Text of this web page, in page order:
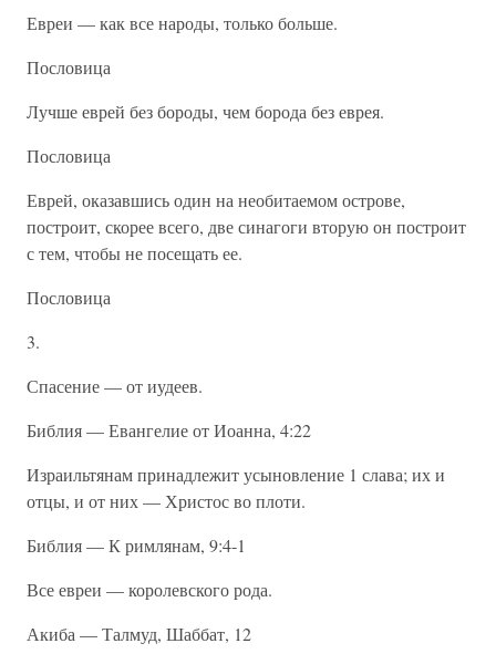
Евреи — как все народы, только больше.
Пословица
Лучше еврей без бороды, чем борода без еврея.
Пословица
Еврей, оказавшись один на необитаемом острове,
построит, скорее всего, две синагоги вторую он построит
с тем, чтобы не посещать ее.
Пословица
3.
Спасение — от иудеев.
Библия — Евангелие от Иоанна, 4:22
Израильтянам принадлежит усыновление 1 слава; их и
отцы, и от них — Христос во плоти.
Библия — К римлянам, 9:4-1
Все евреи — королевского рода.
Акиба — Талмуд, Шаббат, 12